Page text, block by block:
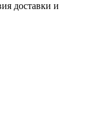
доставки и